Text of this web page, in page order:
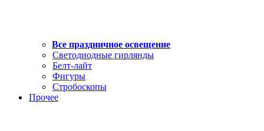
Все праздничное освещение
Светодиодные гирлянды
Белт-лайт
Фигуры
Стробоскопы
Прочее